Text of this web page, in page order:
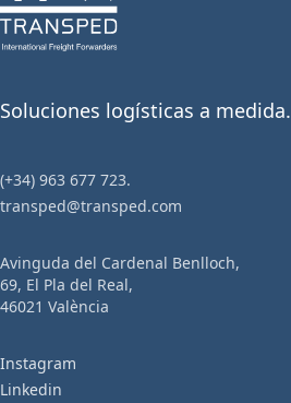
Soluciones logísticas a medida.
(+34) 963 677 723.
transped@transped.com
Avinguda del Cardenal Benlloch,
69, El Pla del Real,
46021 València
Instagram
Linkedin